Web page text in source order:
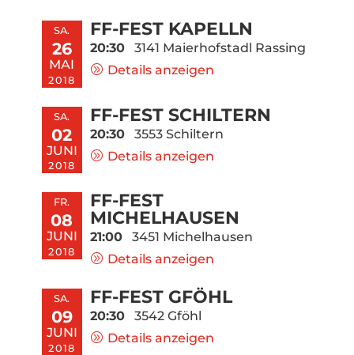
SA.
26
MAI
2018
FF-FEST KAPELLN
20:30
3141 Maierhofstadl Rassing
Details anzeigen
SA.
02
JUNI
2018
FF-FEST SCHILTERN
20:30
3553 Schiltern
Details anzeigen
FR.
08
JUNI
2018
FF-FEST
MICHELHAUSEN
21:00
3451 Michelhausen
Details anzeigen
SA.
09
JUNI
2018
FF-FEST GFÖHL
20:30
3542 Gföhl
Details anzeigen